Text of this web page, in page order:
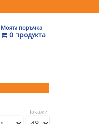
Моята поръчка
0 продукта
Покажи
: